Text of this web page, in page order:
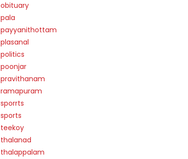
obituary
pala
payyanithottam
plasanal
politics
poonjar
pravithanam
ramapuram
sporrts
sports
teekoy
thalanad
thalappalam